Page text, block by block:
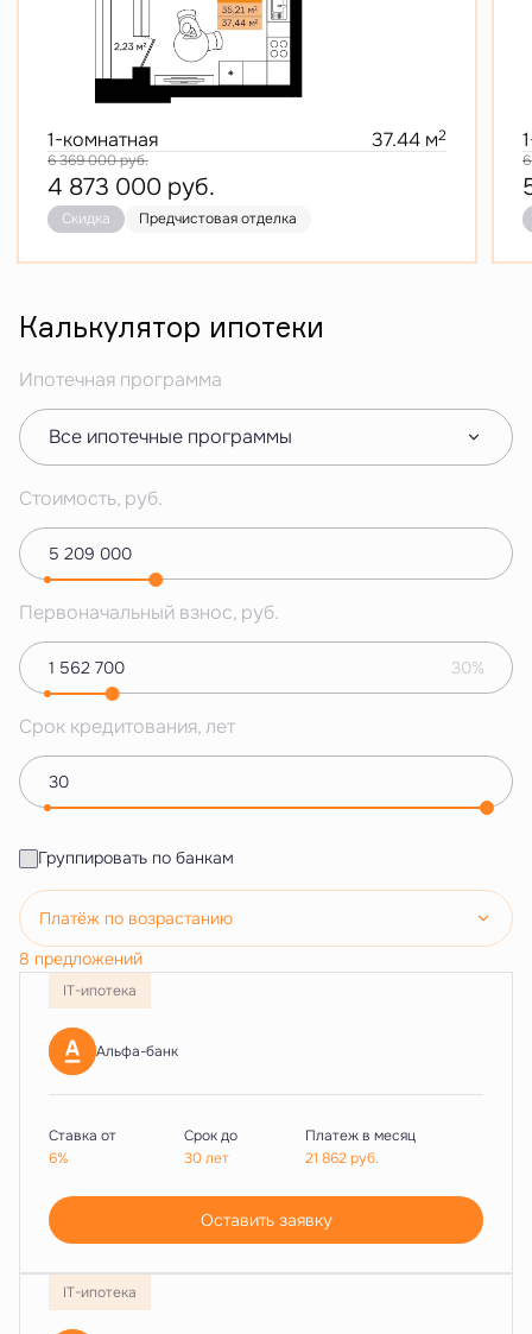
1-комнатная 37.44 м2
6 369 000руб.
4 873 000 руб.
Скидка Предчистовая отделка
Калькулятор ипотеки
Ипотечная программа
Все ипотечные программы
Стоимость, руб.
Первоначальный взнос, руб.
30%
Срок кредитования, лет
Группировать по банкам
Платёж по возрастанию
8 предложений
IT-ипотека
Альфа-банк
Ставка от
6%
Срок до
30 лет
Платеж в месяц
21 862руб.
Оставить заявку
IT-ипотека